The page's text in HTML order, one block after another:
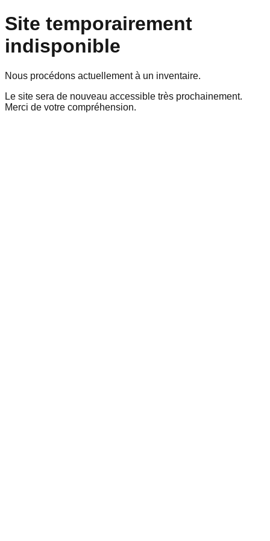
Site temporairement
indisponible
Nous procédons actuellement à un inventaire.
Le site sera de nouveau accessible très prochainement.
Merci de votre compréhension.